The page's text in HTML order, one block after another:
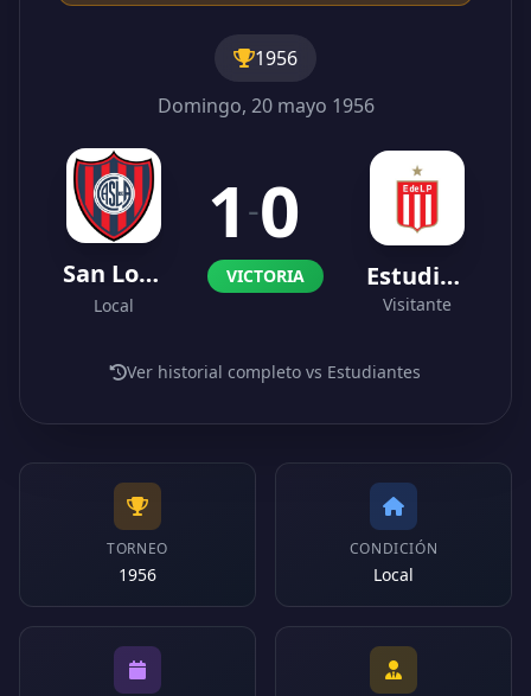
1956
Domingo, 20 mayo 1956
San Lorenzo
Local
1 -0
VICTORIA Estudiantes
Visitante
Ver historial completo vs Estudiantes
TORNEO
1956
CONDICIÓN
Local